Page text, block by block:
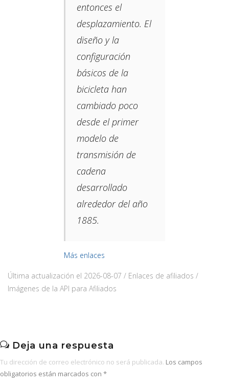
entonces el
desplazamiento. El
diseño y la
configuración
básicos de la
bicicleta han
cambiado poco
desde el primer
modelo de
transmisión de
cadena
desarrollado
alrededor del año
1885.​
Más enlaces
Última actualización el 2026-08-07 / Enlaces de afiliados /
Imágenes de la API para Afiliados
Deja una respuesta
Tu dirección de correo electrónico no será publicada. Los campos
obligatorios están marcados con *